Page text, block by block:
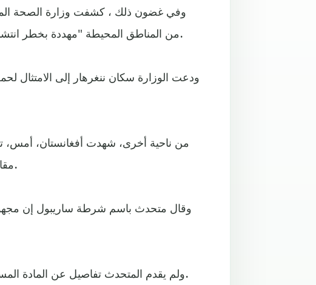
وفي غضون ذلك ، كشفت وزارة الصحة
من المناطق المحيطة "مهددة بخطر انتشار مرض شلل الأطفال" بعد رصد حالة رابعة مؤخرا.
ودعت الوزارة سكان ننغرهار إلى الامتثال
مقاطعة ساري بول (شمال) وحجزهن في المستشفى.
وقال متحدث باسم شرطة ساريبول إن
ولم يقدم المتحدث تفاصيل عن المادة المستخدمة أو الجهة التي يشتبه في تنفيذها هذا الاعتداء.